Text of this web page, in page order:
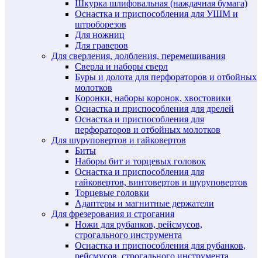
Шкурка шлифовальная (наждачная бумага)
Оснастка и приспособления для УШМ и
штроборезов
Для ножниц
Для граверов
Для сверления, долбления, перемешивания
Сверла и наборы сверл
Буры и долота для перфораторов и отбойных
молотков
Коронки, наборы коронок, хвостовики
Оснастка и приспособления для дрелей
Оснастка и приспособления для
перфораторов и отбойных молотков
Для шуруповертов и гайковертов
Биты
Наборы бит и торцевых головок
Оснастка и приспособления для
гайковертов, винтовертов и шуруповертов
Торцевые головки
Адаптеры и магнитные держатели
Для фрезерования и строгания
Ножи для рубанков, рейсмусов,
строгального инструмента
Оснастка и приспособления для рубанков,
рейсмусов, строгального инструмента